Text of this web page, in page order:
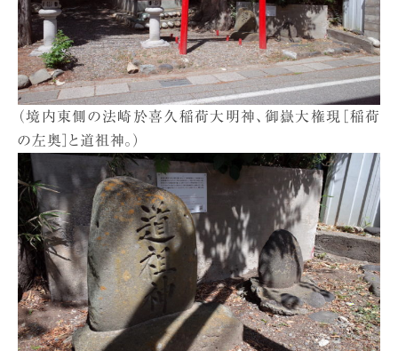
（境内東側の法崎於喜久稲荷大明神、御嶽大権現［稲荷
の左奥］と道祖神。）